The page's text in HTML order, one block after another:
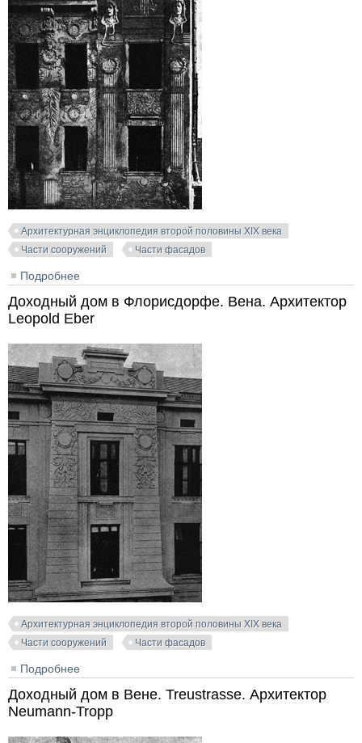
Архитектурная энциклопедия второй половины XIX века
Части сооружений
Части фасадов
Подробнее
Доходный дом в Флорисдорфе. Вена. Архитектор
Leopold Eber
Архитектурная энциклопедия второй половины XIX века
Части сооружений
Части фасадов
Подробнее
Доходный дом в Вене. Treustrasse. Архитектор
Neumann-Tropp